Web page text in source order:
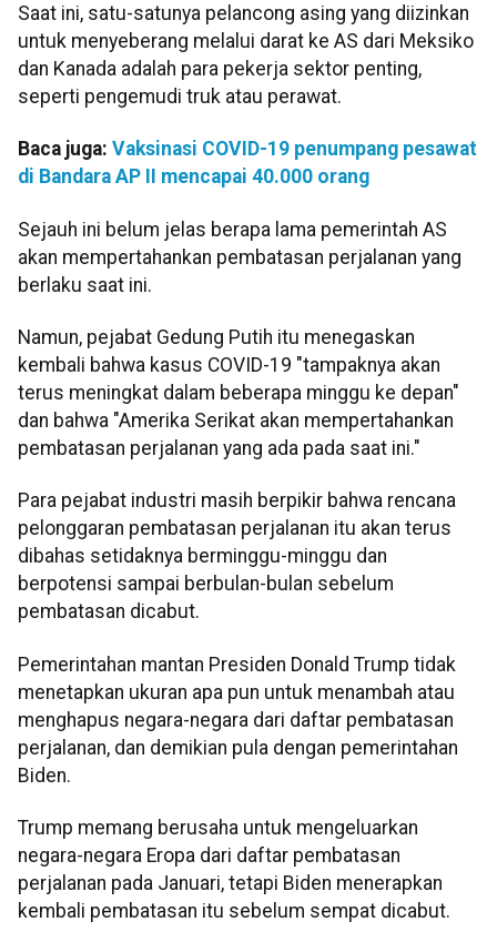
Saat ini, satu-satunya pelancong asing yang diizinkan
untuk menyeberang melalui darat ke AS dari Meksiko
dan Kanada adalah para pekerja sektor penting,
seperti pengemudi truk atau perawat.
Baca juga: Vaksinasi COVID-19 penumpang pesawat
di Bandara AP II mencapai 40.000 orang
Sejauh ini belum jelas berapa lama pemerintah AS
akan mempertahankan pembatasan perjalanan yang
berlaku saat ini.
Namun, pejabat Gedung Putih itu menegaskan
kembali bahwa kasus COVID-19 "tampaknya akan
terus meningkat dalam beberapa minggu ke depan"
dan bahwa "Amerika Serikat akan mempertahankan
pembatasan perjalanan yang ada pada saat ini."
Para pejabat industri masih berpikir bahwa rencana
pelonggaran pembatasan perjalanan itu akan terus
dibahas setidaknya berminggu-minggu dan
berpotensi sampai berbulan-bulan sebelum
pembatasan dicabut.
Pemerintahan mantan Presiden Donald Trump tidak
menetapkan ukuran apa pun untuk menambah atau
menghapus negara-negara dari daftar pembatasan
perjalanan, dan demikian pula dengan pemerintahan
Biden.
Trump memang berusaha untuk mengeluarkan
negara-negara Eropa dari daftar pembatasan
perjalanan pada Januari, tetapi Biden menerapkan
kembali pembatasan itu sebelum sempat dicabut.